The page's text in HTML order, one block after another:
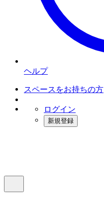
ヘルプ
スペースをお持ちの方
ログイン
新規登録